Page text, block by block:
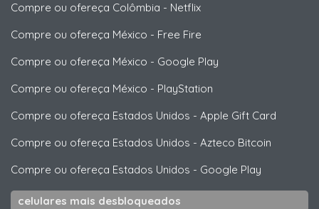
Compre ou ofereça Colômbia - Netflix
Compre ou ofereça México - Free Fire
Compre ou ofereça México - Google Play
Compre ou ofereça México - PlayStation
Compre ou ofereça Estados Unidos - Apple Gift Card
Compre ou ofereça Estados Unidos - Azteco Bitcoin
Compre ou ofereça Estados Unidos - Google Play
celulares mais desbloqueados